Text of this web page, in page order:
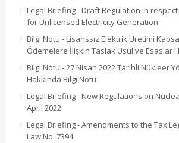
Legal Briefing - Draft Regulation in
for Unlicensed Electricity Generation
Bilgi Notu - Lisanssız Elektrik Üretimi
Ödemelere İlişkin Taslak Usul ve Esaslar
Bilgi Notu - 27 Nisan 2022 Tarihli Nükleer
Hakkında Bilgi Notu
Legal Briefing - New Regulations on
April 2022
Legal Briefing - Amendments to the Tax
Law No. 7394